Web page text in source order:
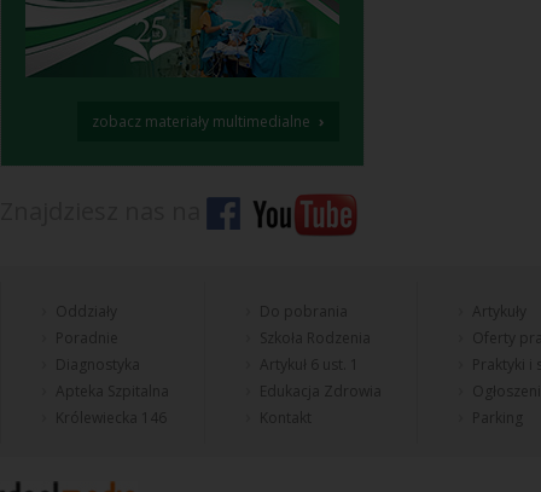
zobacz materiały multimedialne ›
Poradnie
Diagnostyka
Apteka Szpitalna
Królewiecka 146
Do pobrania
Artykuł 6 ust. 1
Edukacja Zdrowia
Artykuły
Oferty
Praktyki
Parking